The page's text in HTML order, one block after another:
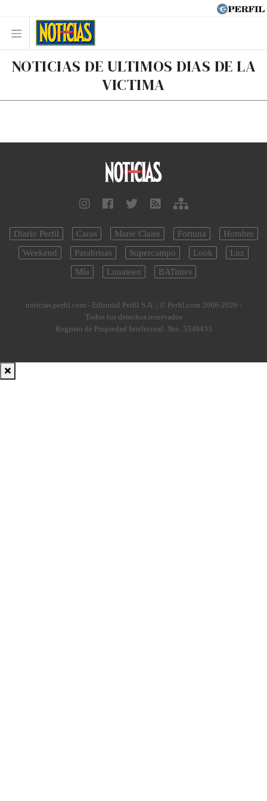
NOTICIAS DE ULTIMOS DIAS DE LA
VICTIMA
Diario Perfil Caras Marie Claire Fortuna
Hombre
Weekend
Parabrisas Supercampo Look
Luz
Mía
Lunateen BATimes
noticias.perfil.com - Editorial Perfil S.A. | © Perfil.com 2006-2026 -
Todos los derechos reservados
Registro de Propiedad Intelectual: Nro. 5346433